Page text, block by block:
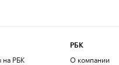
РБК
РБК
О компании